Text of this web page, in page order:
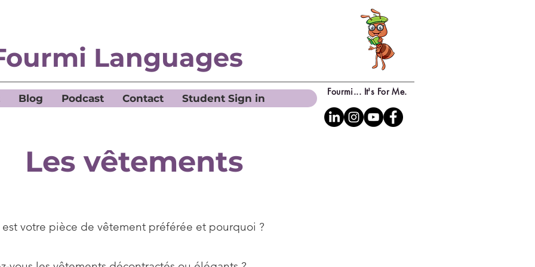
Languages
Fourmi... It's For Me.
Blog Podcast Contact Student Sign in
Les vêtements
votre pièce de vêtement préférée et pourquoi ?